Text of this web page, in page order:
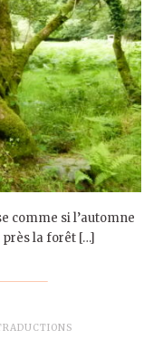
comme si l’automne
la forêt […]